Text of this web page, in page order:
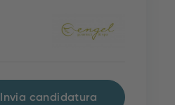
Invia candidatura